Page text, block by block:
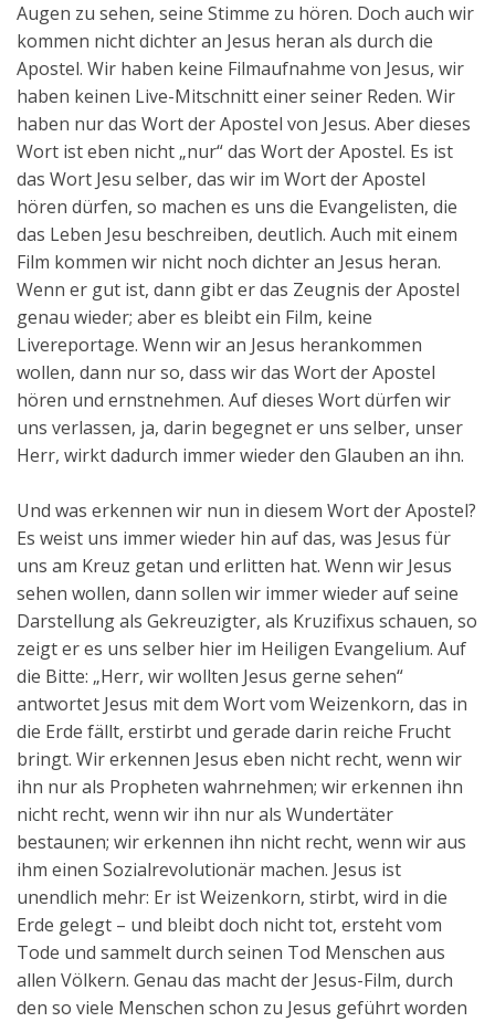
Augen zu sehen, seine Stimme zu hören. Doch auch wir
kommen nicht dichter an Jesus heran als durch die
Apostel. Wir haben keine Filmaufnahme von Jesus, wir
haben keinen Live-Mitschnitt einer seiner Reden. Wir
haben nur das Wort der Apostel von Jesus. Aber dieses
Wort ist eben nicht „nur“ das Wort der Apostel. Es ist
das Wort Jesu selber, das wir im Wort der Apostel
hören dürfen, so machen es uns die Evangelisten, die
das Leben Jesu beschreiben, deutlich. Auch mit einem
Film kommen wir nicht noch dichter an Jesus heran.
Wenn er gut ist, dann gibt er das Zeugnis der Apostel
genau wieder; aber es bleibt ein Film, keine
Livereportage. Wenn wir an Jesus herankommen
wollen, dann nur so, dass wir das Wort der Apostel
hören und ernstnehmen. Auf dieses Wort dürfen wir
uns verlassen, ja, darin begegnet er uns selber, unser
Herr, wirkt dadurch immer wieder den Glauben an ihn.
Und was erkennen wir nun in diesem Wort der Apostel?
Es weist uns immer wieder hin auf das, was Jesus für
uns am Kreuz getan und erlitten hat. Wenn wir Jesus
sehen wollen, dann sollen wir immer wieder auf seine
Darstellung als Gekreuzigter, als Kruzifixus schauen, so
zeigt er es uns selber hier im Heiligen Evangelium. Auf
die Bitte: „Herr, wir wollten Jesus gerne sehen“
antwortet Jesus mit dem Wort vom Weizenkorn, das in
die Erde fällt, erstirbt und gerade darin reiche Frucht
bringt. Wir erkennen Jesus eben nicht recht, wenn wir
ihn nur als Propheten wahrnehmen; wir erkennen ihn
nicht recht, wenn wir ihn nur als Wundertäter
bestaunen; wir erkennen ihn nicht recht, wenn wir aus
ihm einen Sozialrevolutionär machen. Jesus ist
unendlich mehr: Er ist Weizenkorn, stirbt, wird in die
Erde gelegt – und bleibt doch nicht tot, ersteht vom
Tode und sammelt durch seinen Tod Menschen aus
allen Völkern. Genau das macht der Jesus-Film, durch
den so viele Menschen schon zu Jesus geführt worden